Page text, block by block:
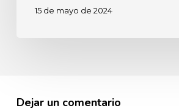
15 de mayo de 2024
Dejar un comentario